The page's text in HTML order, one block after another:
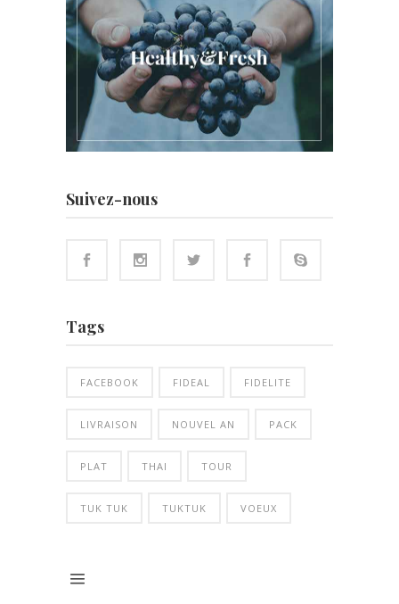
Suivez-nous
Tags
FACEBOOK FIDEAL FIDELITE
LIVRAISON NOUVEL AN PACK
PLAT THAI TOUR
TUK TUK TUKTUK VOEUX